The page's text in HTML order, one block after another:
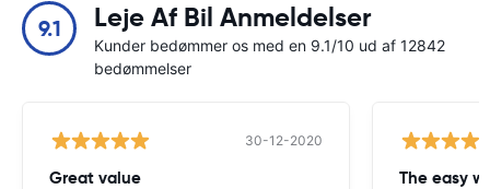
9.1 Leje Af Bil Anmeldelser
Kunder bedømmer os med en 9.1/10 ud af 12842
bedømmelser
30-12-2020
Great value